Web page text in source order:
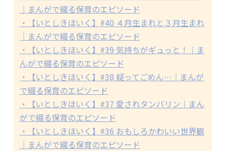
｜まんがで綴る保育のエピソード
・【いとしきほいく】#40 ４月生まれと３月生まれ
｜まんがで綴る保育のエピソード
・【いとしきほいく】#39 気持ちがギュっと！｜ま
んがで綴る保育のエピソード
・【いとしきほいく】#38 疑ってごめん…｜まんが
で綴る保育のエピソード
・【いとしきほいく】#37 愛されタンバリン｜まん
がで綴る保育のエピソード
・【いとしきほいく】#36 おもしろかわいい世界観
｜まんがで綴る保育のエピソード